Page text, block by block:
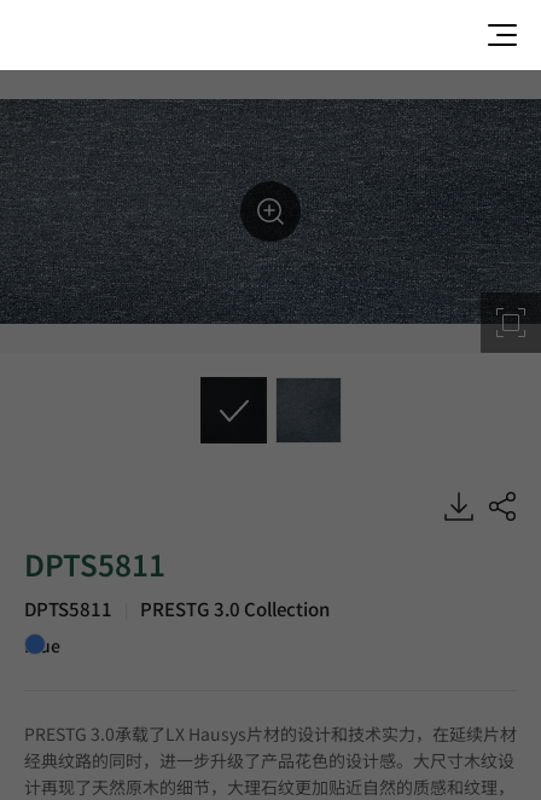
DPTS5811, PRESTG 3.0, Luxury Vinyl Tile, HFLOR
DPTS5811
DPTS5811 PRESTG 3.0 Collection
Blue
PRESTG 3.0承载了LX Hausys片材的设计和技术实力，在延续片材
经典纹路的同时，进一步升级了产品花色的设计感。大尺寸木纹设
计再现了天然原木的细节，大理石纹更加贴近自然的质感和纹理，